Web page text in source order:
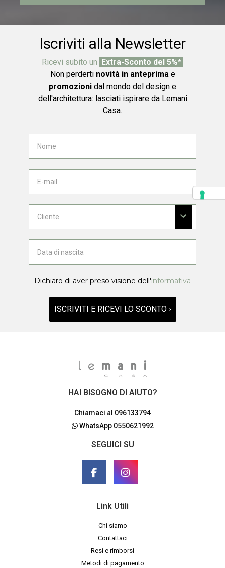
Iscriviti alla Newsletter
Ricevi subito un Extra-Sconto del 5%*
Non perderti novità in anteprima e
promozioni dal mondo del design e
dell'architettura: lasciati ispirare da Lemani
Casa.
Dichiaro di aver preso visione dell'informativa
ISCRIVITI E RICEVI LO SCONTO ›
HAI BISOGNO DI AIUTO?
Chiamaci al 096133794
WhatsApp 0550621992
SEGUICI SU
Link Utili
Chi siamo
Contattaci
Resi e rimborsi
Metodi di pagamento